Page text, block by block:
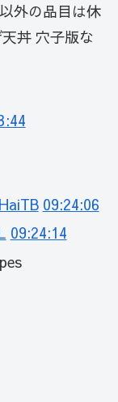
外の品目は休
丼 穴子版な
09:24:06
09:24:14